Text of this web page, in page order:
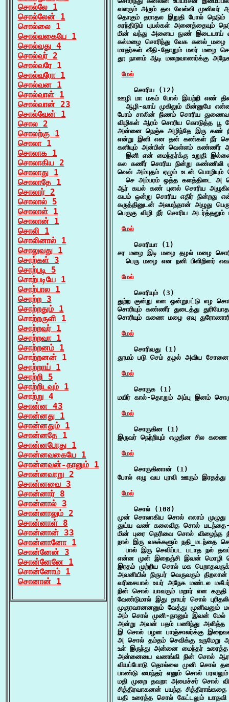
சொல்லே 1
சொல்லேன் 1
சொல்லை 1
சொல்வகையே 1
சொல்வது 4
சொல்வர் 2
சொல்வரே 1
சொல்வரோ 1
சொல்வன 1
சொல்வாள் 1
சொல்வான் 23
சொல்வேன் 1
சொல 2
சொலற்கு 1
சொலா 1
சொலாக 1
சொலாகிய 2
சொலாது 1
சொலாதே 1
சொலார் 2
சொலால் 5
சொலாள் 1
சொலான் 1
சொலி 1
சொலினால் 1
சொலுவது 1
சொற்கள் 3
சொற்படி 5
சொற்படியே 1
சொற்பால 1
சொற்ற 3
சொற்றதும் 1
சொற்றருளி 1
சொற்றவர் 1
சொற்றவா 1
சொற்றனம் 1
சொற்றனன் 1
சொற்றாய் 1
சொற்றி 5
சொற்றிடவும் 1
சொற்று 4
சொன்ன 43
சொன்னது 1
சொன்னதும் 1
சொன்னதே 1
சொன்னபோது 1
சொன்னவகையே 1
சொன்னவன்-தானும் 1
சொன்னவாறு 2
சொன்னவை 3
சொன்னார் 8
சொன்னால் 3
சொன்னாலும் 2
சொன்னாள் 8
சொன்னான் 33
சொன்னானோ 1
சொன்னேன் 3
சொன்னேனே 1
சொன்னோம் 1
சொனான் 1
வளரும் அரும் தவ வேள்வி முனிவர்
தொகும் தராதல இறுதி போல் நெடும்
சுரந்திடும் புயல்கள் அனைத்தையும்
மின் வந்து அனைய நுண் இடையாய்
கல்மழை சொரிந்து வேக கனல்_மழை
மாதர்கள் வீதி-தோறும் மலர் மழை
தூ நானம் ஆடி மறைவாணர்க்கு அநேக
மேல்
    சொரிய (12)
ஊழி மா மகம் போல் இயற்றி எண்
ஆழி-வாய் முகிலும் மின்னுமே
போம் சாலின் நிணம் சொரிய
விழிகள் ஆரம் சொரிய கொடுத்த
அன்னை நெஞ்சு அழிந்தே இரு கண்
என்று இனி என தன் கண்கள் நீர்
கனியும் அன்பின் வெள்ளம் கண்ணீர்
இனி என் மைந்தர்க்கு உறுதி
கல கணீர் சொரிய நின்று கண்ணிலி
வெவ் அம்புதம் ஏழும் உடன்
செ அம்பரம் ஒத்த களத்திடை அ
ஆர் கயல் கண் புனல் சொரிய
கயம் ஒன்று சொரிய எதிர் நின்றது
கருத்தினுடன் அலமந்தான் அழுது
பெருகு விழி நீர் சொரிய
மேல்
    சொரியா (1)
சர மழை இடி மழை தழல் மழை
பெரு மழை என நனி பிளிறினர்
மேல்
    சொரியும் (3)
துற்ற குன்று என ஒன்றுபட்டு எழ
சொரியும் கண்ணீர் துடைத்து
சொரியும் கணை மழை ஏவு
மேல்
    சொரிவது (1)
தூமம் படு செம் தழல் அவிய
மேல்
    சொருக (1)
மயிர் கால்-தொறும் அம்பு இனம்
மேல்
    சொருகின (1)
இருவர் நெற்றியும் எழுதின சில
மேல்
    சொருகினான் (1)
போல் எழு வய புரவி ஊரும்
மேல்
    சொல் (108)
முன் சொலாகிய சொல் எலாம்
துய்ய வண் கலைவித சொல்
மின் புரை தெரிவை சொல்
நால் இரு வசுக்களும் நதி_மடந்தை
பால் இரு செவிப்பட படாத நல்
என்ன முன் இறைஞ்சி இவன் மொழி
இரதம் முற்றிய சொல் மக
அவனியில் நிருபர் வெருவரும்
வரிசையால் உயர் அநேக மண்டல
நின் சொல் யாவரும் மறார் என
வேண்டுமால் இது தாயர் சொல்
முகுரவானனனும் வேத்து
அம் சொல் முனி-தானும் இவன் மேல்
அன்று அவன் பதம் பணிந்து
இ சொல் பழன பாஞ்சாலர்க்கு
அ சொல் தம்தம் செவிக்கு
உள் இருந்து அன்னை மைந்தர்
அன்னையை வணங்கி நின் சொல் ஆரண
வியப்போடு தொல்லை முனி சொல்
பாண்டு மைந்தர் எனும் சொல்
மதி முறை தவறா அமைச்சர் சொல்
சித்திரவாகனன் பயந்த
யதி உரைத்த சொல் கேட்டலும்